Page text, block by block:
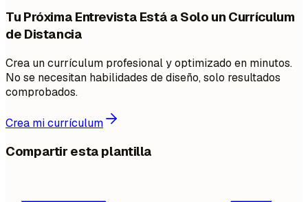
Tu Próxima Entrevista Está a Solo un Currículum
de Distancia
Crea un currículum profesional y optimizado en minutos.
No se necesitan habilidades de diseño, solo resultados
comprobados.
Crea mi currículum
Compartir esta plantilla